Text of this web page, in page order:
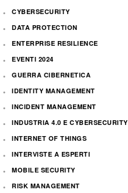
CYBERSECURITY
DATA PROTECTION
ENTERPRISE RESILIENCE
EVENTI 2024
GUERRA CIBERNETICA
IDENTITY MANAGEMENT
INCIDENT MANAGEMENT
INDUSTRIA 4.0 E CYBERSECURITY
INTERNET OF THINGS
INTERVISTE A ESPERTI
MOBILE SECURITY
RISK MANAGEMENT